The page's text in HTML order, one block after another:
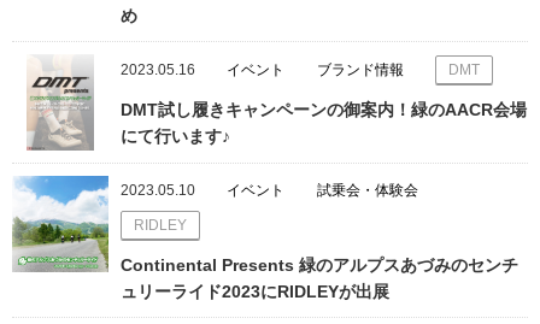
め
2023.05.16 イベント ブランド情報 DMT
DMT試し履きキャンペーンの御案内！緑のAACR会場
にて行います♪
2023.05.10 イベント 試乗会・体験会
RIDLEY
Continental Presents 緑のアルプスあづみのセンチ
ュリーライド2023にRIDLEYが出展